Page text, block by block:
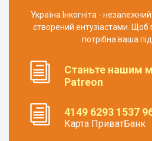
Україна Інкогніта -
створений ентузіастами.
потрібна ваша
Станьте нашим
Patreon
4149 6293 1537
Карта ПриватБанк